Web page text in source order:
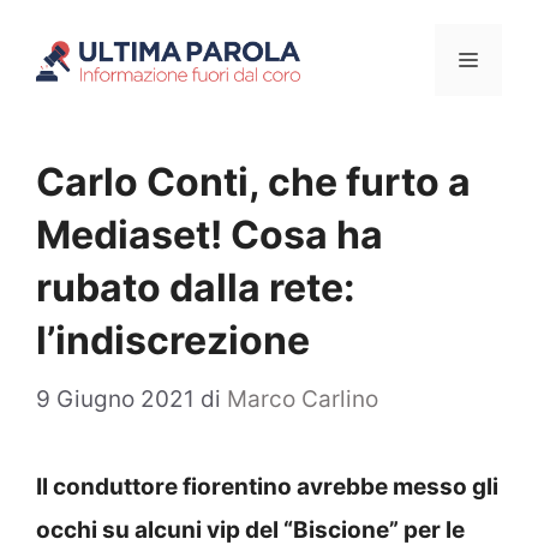
Menu
Carlo Conti, che furto a
Mediaset! Cosa ha
rubato dalla rete:
l’indiscrezione
9 Giugno 2021 di Marco Carlino
Il conduttore fiorentino avrebbe messo gli
occhi su alcuni vip del “Biscione” per le